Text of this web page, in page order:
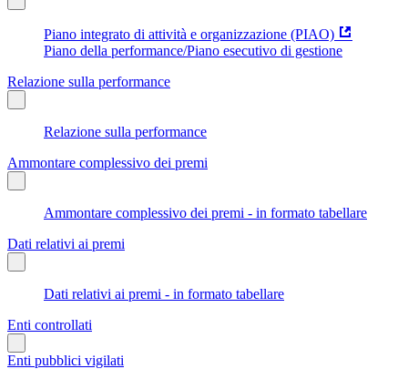
Piano integrato di attività e organizzazione (PIAO)
Piano della performance/Piano esecutivo di gestione
Relazione sulla performance
Relazione sulla performance
Ammontare complessivo dei premi
Ammontare complessivo dei premi - in formato tabellare
Dati relativi ai premi
Dati relativi ai premi - in formato tabellare
Enti controllati
Enti pubblici vigilati